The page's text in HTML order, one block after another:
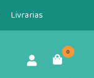
Livrarias
0